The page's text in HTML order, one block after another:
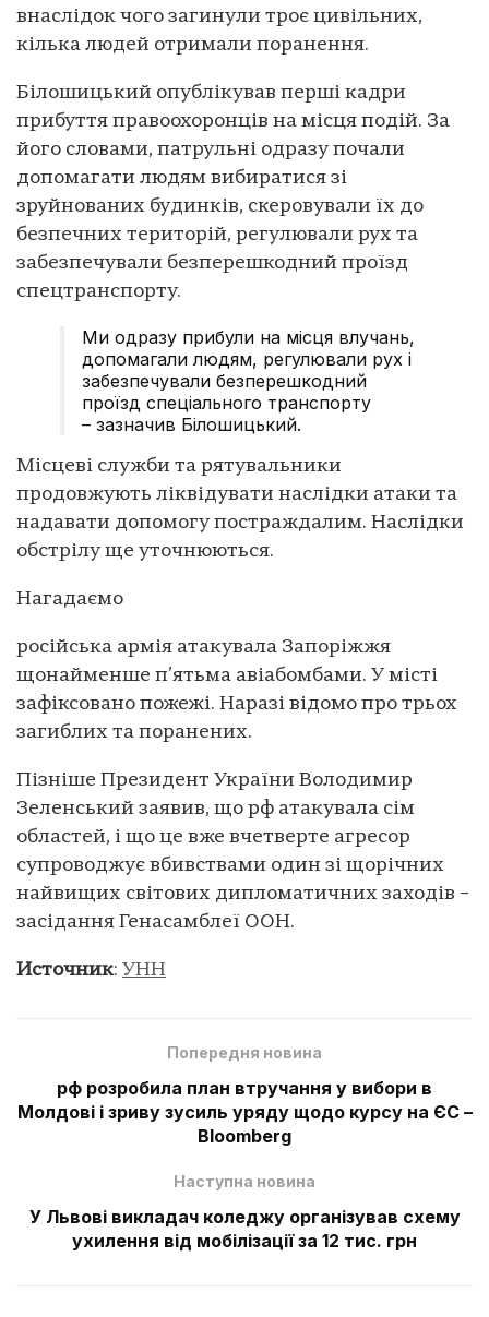
внаслідок чого загинули троє цивільних,
кілька людей отримали поранення.
Білошицький опублікував перші кадри
прибуття правоохоронців на місця подій. За
його словами, патрульні одразу почали
допомагати людям вибиратися зі
зруйнованих будинків, скеровували їх до
безпечних територій, регулювали рух та
забезпечували безперешкодний проїзд
спецтранспорту.
Ми одразу прибули на місця влучань,
допомагали людям, регулювали рух і
забезпечували безперешкодний
проїзд спеціального транспорту
– зазначив Білошицький.
Місцеві служби та рятувальники
продовжують ліквідувати наслідки атаки та
надавати допомогу постраждалим. Наслідки
обстрілу ще уточнюються.
Нагадаємо
російська армія атакувала Запоріжжя
щонайменше п’ятьма авіабомбами. У місті
зафіксовано пожежі. Наразі відомо про трьох
загиблих та поранених.
Пізніше Президент України Володимир
Зеленський заявив, що рф атакувала сім
областей, і що це вже вчетверте агресор
супроводжує вбивствами один зі щорічних
найвищих світових дипломатичних заходів –
засідання Генасамблеї ООН.
Источник: УНН
Попередня новина
рф розробила план втручання у вибори в
Молдові і зриву зусиль уряду щодо курсу на ЄС –
Bloomberg
Наступна новина
У Львові викладач коледжу організував схему
ухилення від мобілізації за 12 тис. грн